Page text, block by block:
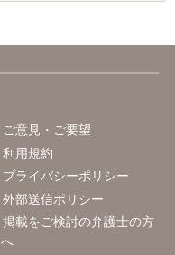
ご意見・ご要望
利用規約
プライバシーポリシー
外部送信ポリシー
掲載をご検討の弁護士の方
へ